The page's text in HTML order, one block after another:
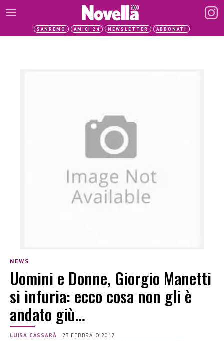
SANREMO AMICI 24 NEWSLETTER ABBONATI
NEWS
Uomini e Donne, Giorgio Manetti
si infuria: ecco cosa non gli è
andato giù…
LUISA CASSARÀ | 23 FEBBRAIO 2017